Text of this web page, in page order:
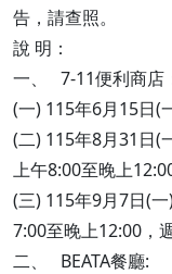
告，請查照。
說 明：
一、 7-11便利商店
(一) 115年6月15日(
(二) 115年8月31日(
上午8:00至晚上12:00
(三) 115年9月7日(
7:00至晚上12:00，
二、 BEATA餐廳: